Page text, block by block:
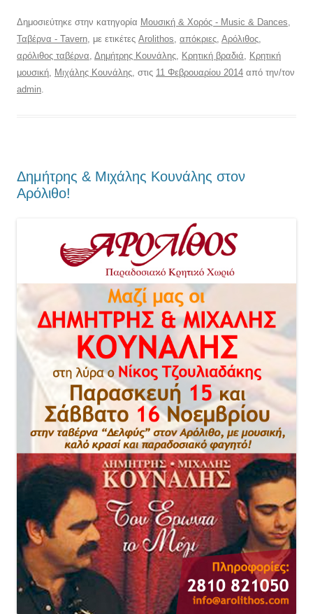
Δημοσιεύτηκε στην κατηγορία Μουσική & Χορός - Music & Dances
Ταβέρνα - Tavern , με ετικέτες Arolithos απόκριες Αρόλιθος
αρόλιθος ταβέρνα Δημήτρης Κουνάλης Κρητική βραδιά
Κρητική
μουσική
Μιχάλης Κουνάλης , στις 11 Φεβρουαρίου 2014 από την/τον
admin
Δημήτρης & Μιχάλης Κουνάλης στον
Αρόλιθο!